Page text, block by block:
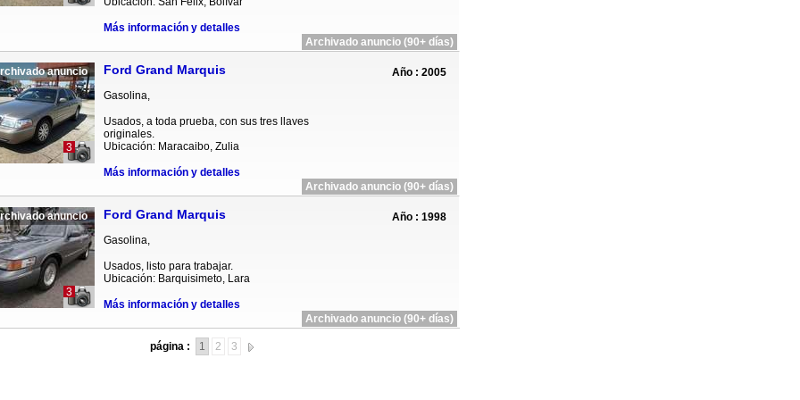
Más información y detalles
Archivado anuncio (90+ días)
anuncio
3
Ford Grand Marquis
Gasolina,
Usados, a toda prueba, con sus tres llaves
originales.
Ubicación: Maracaibo, Zulia
Más información y detalles
Año : 2005
Archivado anuncio (90+ días)
anuncio
3
Ford Grand Marquis
Gasolina,
Usados, listo para trabajar.
Ubicación: Barquisimeto, Lara
Más información y detalles
Año : 1998
Archivado anuncio (90+ días)
página : 1 2 3